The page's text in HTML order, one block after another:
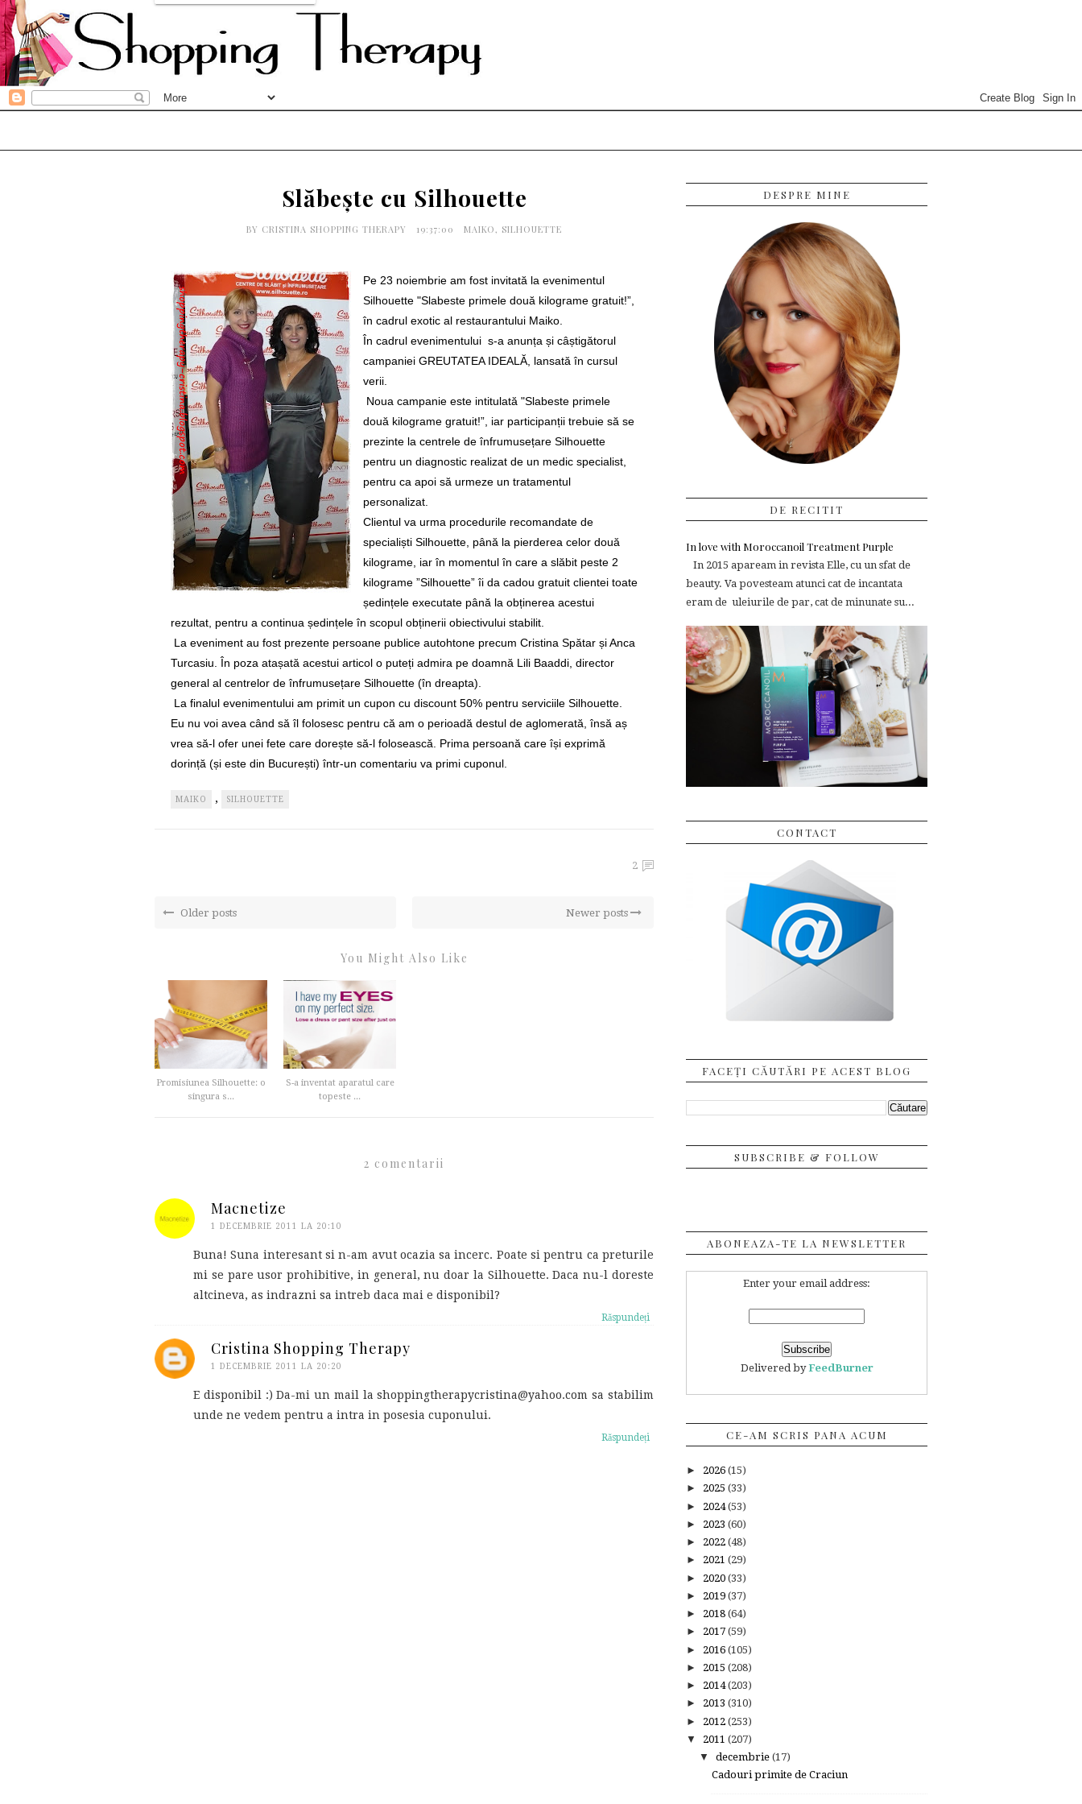
Slăbește cu Silhouette
BY CRISTINA SHOPPING THERAPY 19:37:00 MAIKO, SILHOUETTE
Pe 23 noiembrie am fost invitată la evenimentul
Silhouette "Slabeste primele două kilograme gratuit!”,
în cadrul exotic al restaurantului Maiko.
În cadrul evenimentului s-a anunța și câștigătorul
campaniei GREUTATEA IDEALĂ, lansată în cursul
verii.
Noua campanie este intitulată "Slabeste primele
două kilograme gratuit!”, iar participanții trebuie să se
prezinte la centrele de înfrumusețare Silhouette
pentru un diagnostic realizat de un medic specialist,
pentru ca apoi să urmeze un tratamentul
personalizat.
Clientul va urma procedurile recomandate de
specialiști Silhouette, până la pierderea celor două
kilograme, iar în momentul în care a slăbit peste 2
kilograme ”Silhouette” îi da cadou gratuit clientei toate
ședințele executate până la obținerea acestui
rezultat, pentru a continua ședințele în scopul obținerii obiectivului stabilit.
La eveniment au fost prezente persoane publice autohtone precum Cristina Spătar și Anca
Turcasiu. În poza atașată acestui articol o puteți admira pe doamnă Lili Baaddi, director
general al centrelor de înfrumusețare Silhouette (în dreapta).
La finalul evenimentului am primit un cupon cu discount 50% pentru serviciile Silhouette.
Eu nu voi avea când să îl folosesc pentru că am o perioadă destul de aglomerată, însă aș
vrea să-l ofer unei fete care dorește să-l folosească. Prima persoană care își exprimă
dorință (și este din București) într-un comentariu va primi cuponul.
MAIKO , SILHOUETTE
2
Older posts Newer posts
You Might Also Like
Promisiunea Silhouette: o
singura s...
S-a inventat aparatul care
topeste ...
2 comentarii
Macnetize
1 DECEMBRIE 2011 LA 20:10
Buna! Suna interesant si n-am avut ocazia sa incerc. Poate si pentru ca preturile
mi se pare usor prohibitive, in general, nu doar la Silhouette. Daca nu-l doreste
altcineva, as indrazni sa intreb daca mai e disponibil?
Răspundeți
Cristina Shopping Therapy
1 DECEMBRIE 2011 LA 20:20
E disponibil :) Da-mi un mail la shoppingtherapycristina@yahoo.com sa stabilim
unde ne vedem pentru a intra in posesia cuponului.
Răspundeți
DESPRE MINE
DE RECITIT
In love with Moroccanoil Treatment Purple
In 2015 apaream in revista Elle, cu un sfat de
beauty. Va povesteam atunci cat de incantata
eram de uleiurile de par, cat de minunate su...
CONTACT
FACEȚI CĂUTĂRI PE ACEST BLOG
SUBSCRIBE & FOLLOW
ABONEAZA-TE LA NEWSLETTER
Enter your email address:
Delivered byFeedBurner
CE-AM SCRIS PANA ACUM
► 2026 (15)
► 2025 (33)
► 2024(53)
► 2023 (60)
► 2022 (48)
► 2021 (29)
► 2020 (33)
► 2019 (37)
► 2018 (64)
► 2017 (59)
► 2016 (105)
► 2015 (208)
► 2014(203)
► 2013 (310)
► 2012 (253)
▼ 2011 (207)
▼ decembrie (17)
Cadouri primite de Craciun